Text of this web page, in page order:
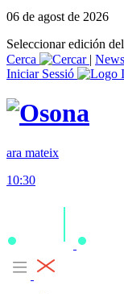
06 de agost de 2026
Seleccionar edición
Cerca
|
Iniciar Sessió
ara mateix
10:30